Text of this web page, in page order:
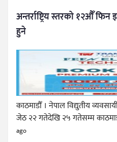
अन्तर्राष्ट्रिय स्तरको १२औँ
हुने
काठमाडौँ । नेपाल विद्युतीय
जेठ २२ गतेदेखि २५ गतेसम्म
ago